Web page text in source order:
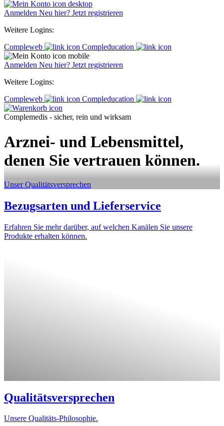
Anmelden Neu hier? Jetzt registrieren
Weitere Logins:
Compleweb
Compleducation
Anmelden Neu hier? Jetzt registrieren
Weitere Logins:
Compleweb
Compleducation
Complemedis - sicher, rein und wirksam
Arznei- und Lebensmittel,
denen Sie vertrauen können.
Unser Qualitätsversprechen
Bezugsarten und Lieferservice
Erfahren Sie mehr darüber, auf welchen Kanälen Sie unsere
Produkte erhalten können.
Qualitätsversprechen
Unsere Qualitäts-Philosophie.